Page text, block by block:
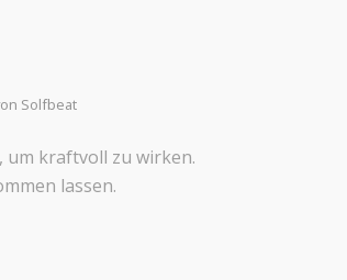
Solfbeat
um kraftvoll zu wirken.
lassen.